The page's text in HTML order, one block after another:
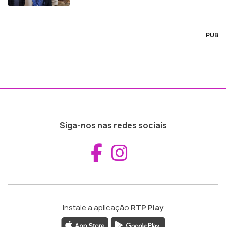
PUB
Siga-nos nas redes sociais
Aceder ao
Instale a aplicação RTP Play